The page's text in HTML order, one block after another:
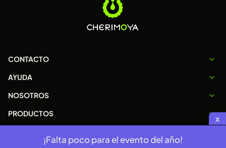
CONTACTO
AYUDA
NOSOTROS
PRODUCTOS
¡Falta poco para el evento del año!
x